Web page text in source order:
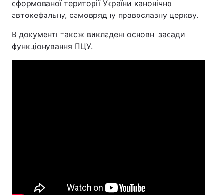
сформованої території України канонічно
автокефальну, самоврядну православну церкву.
В документі також викладені основні засади
функціонування ПЦУ.